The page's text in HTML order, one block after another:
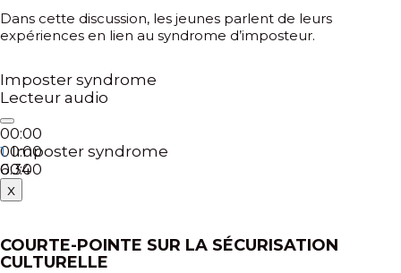
Dans cette discussion, les jeunes parlent de leurs
expériences en lien au syndrome d’imposteur.
Imposter syndrome
Lecteur audio
00:00
00:00
00:00
1.Imposter syndrome
6:34
x
COURTE-POINTE SUR LA SÉCURISATION
CULTURELLE